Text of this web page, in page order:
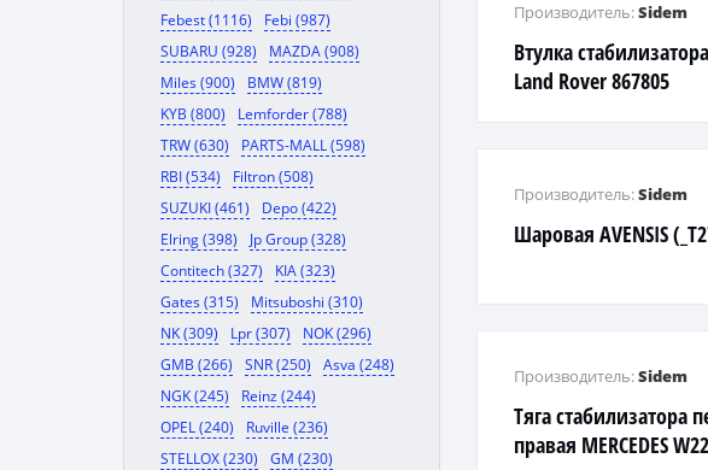
Febest (1116)
Febi (987)
SUBARU (928)
MAZDA (908)
Miles (900)
BMW (819)
KYB (800)
Lemforder (788)
TRW (630)
PARTS-MALL (598)
RBI (534)
Filtron (508)
SUZUKI (461)
Depo (422)
Elring (398)
Jp Group (328)
Contitech (327)
KIA (323)
Gates (315)
Mitsuboshi (310)
NK (309)
Lpr (307)
NOK (296)
GMB (266)
SNR (250)
Asva (248)
NGK (245)
Reinz (244)
OPEL (240)
Ruville (236)
STELLOX (230)
GM (230)
Втулка
Land Rover 867805
Производитель:Sidem
Шаровая AVENSIS
Производитель:Sidem
Тяга стабилизатора
правая MERCEDES
Производитель:Sidem